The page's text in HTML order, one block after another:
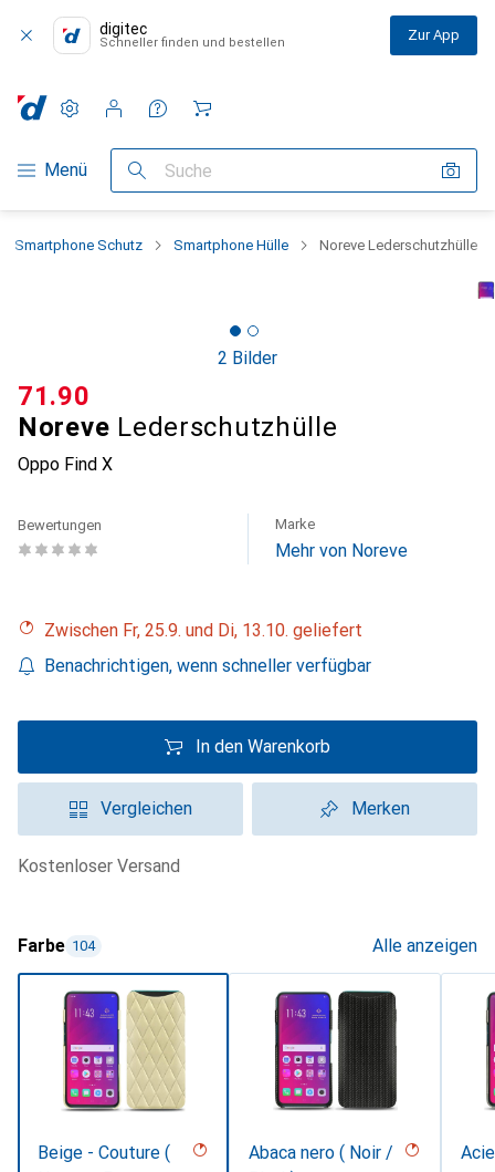
digitec
Schneller finden und bestellen Zur App
Navigation nach Kategorien
Menü Suche
Einstellungen
Kundenkonto
Vergleichslisten
Merklisten
Warenkorb
Smartphone Schutz Smartphone Hülle Noreve Lederschutzhülle
2 Bilder
Noreve Lederschutzhülle
Oppo Find X
CHF
71.90
Bewertungen Marke
Mehr von Noreve
Zwischen Fr, 25.9. und Di, 13.10. geliefert
Benachrichtigen, wenn schneller verfügbar
In den Warenkorb
Vergleichen Merken
kostenloser Versand
Farbe 104 Alle anzeigen
Beige - Couture (
Abaca nero ( Noir /